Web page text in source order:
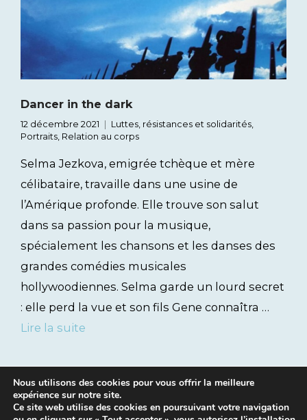
Dancer in the dark
12 décembre 2021 Luttes, résistances et solidarités,
Portraits, Relation au corps
Selma Jezkova, emigrée tchèque et mère
célibataire, travaille dans une usine de
l’Amérique profonde. Elle trouve son salut
dans sa passion pour la musique,
spécialement les chansons et les danses des
grandes comédies musicales
hollywoodiennes. Selma garde un lourd secret
: elle perd la vue et son fils Gene connaîtra …
Lire la suite
Nous utilisons des cookies pour vous offrir la meilleure
expérience sur notre site.
Ce site web utilise des cookies en poursuivant votre navigation